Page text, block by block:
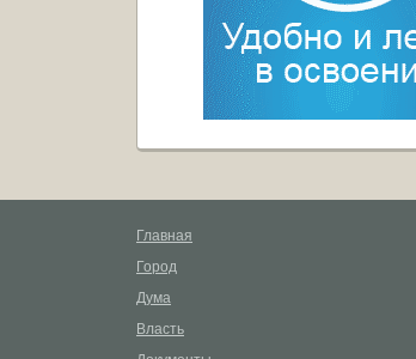
Главная
Город
Дума
Власть